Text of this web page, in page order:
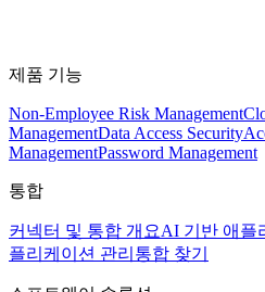
제품 기능
Non-Employee Risk Management
ManagementData Access Security
ManagementPassword Management
통합
커넥터 및 통합 개요AI 기반 애플
플리케이션 관리 통합 찾기